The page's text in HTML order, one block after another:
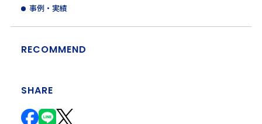
事例・実績
RECOMMEND
SHARE